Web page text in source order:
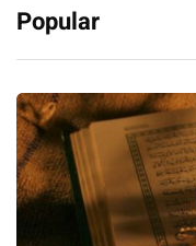
Popular